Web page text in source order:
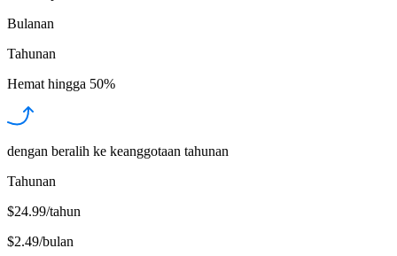
Bulanan
Tahunan
Hemat hingga 50%
dengan beralih ke keanggotaan tahunan
Tahunan
$24.99/tahun
$2.49/bulan